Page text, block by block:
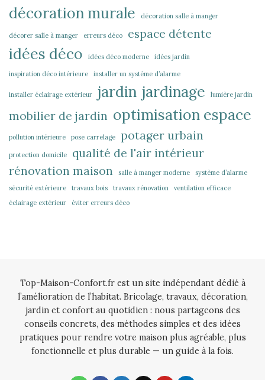
décoration murale
décoration salle à manger
décorer salle à manger erreurs déco espace détente
idées déco idées déco moderne idées jardin
inspiration déco intérieure installer un système d’alarme
installer éclairage extérieur jardin jardinage lumière jardin
mobilier de jardin optimisation espace
pollution intérieure pose carrelage potager urbain
protection domicile
qualité de l'air intérieur
rénovation maison
salle à manger moderne
système d’alarme
sécurité extérieure
travaux bois travaux rénovation
ventilation efficace
éclairage extérieur
éviter erreurs déco
Top-Maison-Confort.fr est un site indépendant dédié à
l’amélioration de l’habitat. Bricolage, travaux, décoration,
jardin et confort au quotidien : nous partageons des
conseils concrets, des méthodes simples et des idées
pratiques pour rendre votre maison plus agréable, plus
fonctionnelle et plus durable — un guide à la fois.